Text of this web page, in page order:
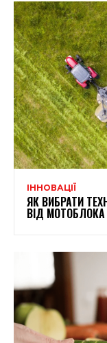
ІННОВАЦІЇ
ЯК ВИБРАТИ
ВІД МОТОБЛОКА